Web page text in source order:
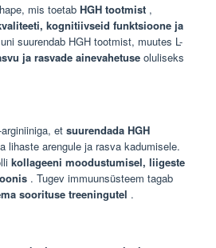
mis toetab HGH tootmist ,
kognitiivseid funktsioone ja
suurendab HGH tootmist, muutes L-
ja rasvade ainevahetuse oluliseks
et suurendada HGH
lihaste arengule ja rasva kadumisele.
kollageeni moodustumisel, liigeste
. Tugev immuunsüsteem tagab
soorituse treeningutel .